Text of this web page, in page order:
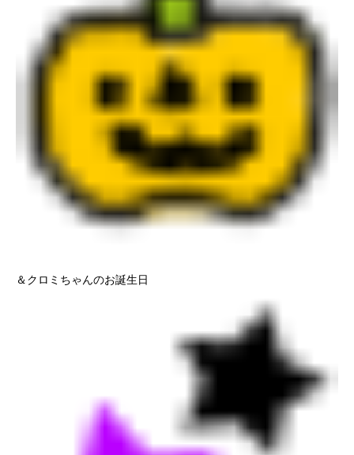
＆クロミちゃんのお誕生日